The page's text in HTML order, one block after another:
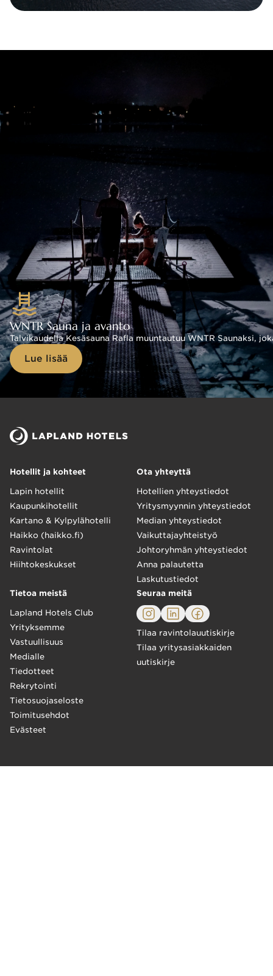
WNTR Sauna ja avanto
Talvikaudella Kesäsauna Rafla muuntautuu WNTR Saunaksi,
Lue lisää
Hotellit ja kohteet
Lapin hotellit
Kaupunkihotellit
Kartano & Kylpylähotelli
Haikko (haikko.fi)
Ravintolat
Hiihtokeskukset
Ota yhteyttä
Hotellien yhteystiedot
Yritysmyynnin yhteystiedot
Median yhteystiedot
Vaikuttajayhteistyö
Johtoryhmän yhteystiedot
Anna palautetta
Laskutustiedot
Tietoa meistä
Lapland Hotels Club
Yrityksemme
Vastuullisuus
Medialle
Tiedotteet
Rekrytointi
Tietosuojaseloste
Toimitusehdot
Evästeet
Seuraa meitä
Tilaa ravintolauutiskirje
Tilaa yritysasiakkaiden
uutiskirje